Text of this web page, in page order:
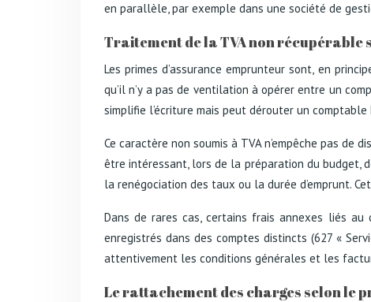
en parallèle, par exemple dans une société de
Traitement de la TVA non récupérable
Les primes d’assurance emprunteur sont, en
qu’il n’y a pas de ventilation à opérer entre un
simplifie l’écriture mais peut dérouter un
Ce caractère non soumis à TVA n’empêche pas
être intéressant, lors de la préparation du budget,
la renégociation des taux ou la durée d’emprunt.
Dans de rares cas, certains frais annexes liés
enregistrés dans des comptes distincts (627 «
attentivement les conditions générales et les
Le rattachement des charges selon le